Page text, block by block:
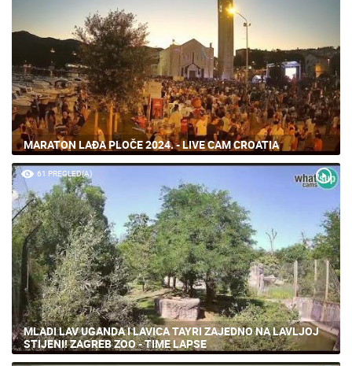
MARATON LAĐA PLOČE 2024. - LIVE CAM CROATIA
61 PREGLED(A)
MLADI LAV UGANDA I LAVICA TAYRI ZAJEDNO NA LAVLJOJ
STIJENI! ZAGREB ZOO - TIME LAPSE